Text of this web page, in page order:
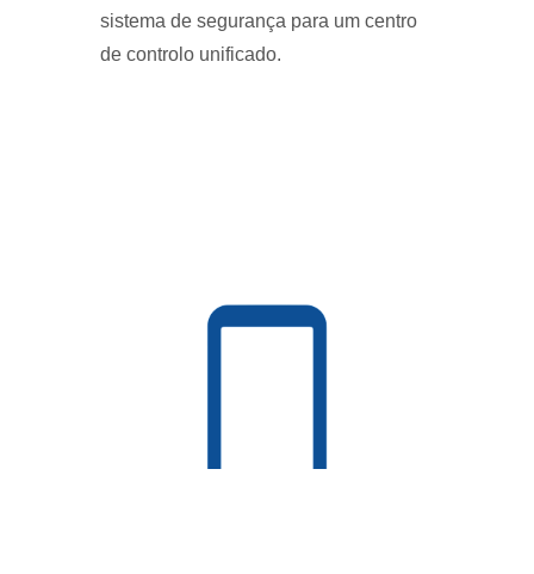
sistema de segurança para um centro
de controlo unificado.